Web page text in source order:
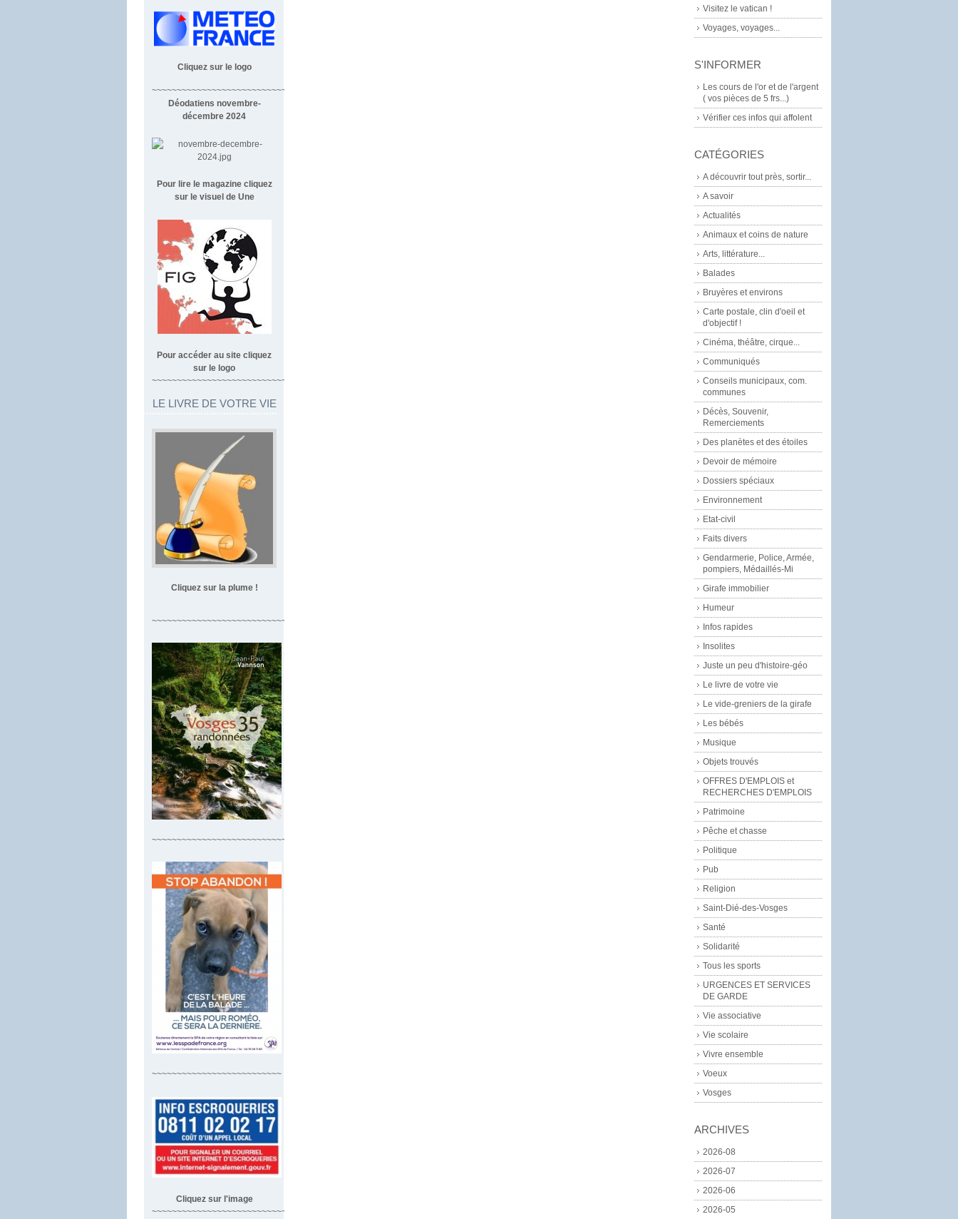
Cliquez sur le logo
~~~~~~~~~~~~~~~~~~~~~~~~~~~~~~~~~~~~
Déodatiens novembre-
décembre 2024
Pour lire le magazine cliquez
sur le visuel de Une
Pour accéder au site cliquez
sur le logo
~~~~~~~~~~~~~~~~~~~~~~~~~~~~~~~~~
LE LIVRE DE VOTRE VIE
Cliquez sur la plume !
~~~~~~~~~~~~~~~~~~~~~~~~~~~~~~~~~~
~~~~~~~~~~~~~~~~~~~~~~~~~~~~~~~~~
~~~~~~~~~~~~~~~~~~~~~~~~~~
Cliquez sur l'image
~~~~~~~~~~~~~~~~~~~~~~~~~~~~~~~~~~~~
Visitez le vatican !
Voyages, voyages...
S'INFORMER
Les cours de l'or et de l'argent
( vos pièces de 5 frs...)
Vérifier ces infos qui affolent
CATÉGORIES
A découvrir tout près, sortir...
A savoir
Actualités
Animaux et coins de nature
Arts, littérature...
Balades
Bruyères et environs
Carte postale, clin d'oeil et
d'objectif !
Cinéma, théâtre, cirque...
Communiqués
Conseils municipaux, com.
communes
Décès, Souvenir,
Remerciements
Des planètes et des étoiles
Devoir de mémoire
Dossiers spéciaux
Environnement
Etat-civil
Faits divers
Gendarmerie, Police, Armée,
pompiers, Médaillés-Mi
Girafe immobilier
Humeur
Infos rapides
Insolites
Juste un peu d'histoire-géo
Le livre de votre vie
Le vide-greniers de la girafe
Les bébés
Musique
Objets trouvés
OFFRES D'EMPLOIS et
RECHERCHES D'EMPLOIS
Patrimoine
Pêche et chasse
Politique
Pub
Religion
Saint-Dié-des-Vosges
Santé
Solidarité
Tous les sports
URGENCES ET SERVICES
DE GARDE
Vie associative
Vie scolaire
Vivre ensemble
Voeux
Vosges
ARCHIVES
2026-08
2026-07
2026-06
2026-05